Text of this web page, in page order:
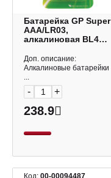
Батарейка GP Super
AAA/LR03,
алкалиновая BL4
Доп. описание:
Алкалиновые батарейки
...
- +
238.9
Код: 00-00094487